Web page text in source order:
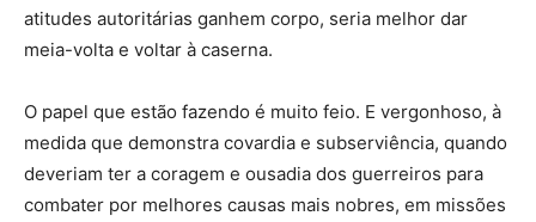
atitudes autoritárias ganhem corpo, seria melhor dar
meia-volta e voltar à caserna.
O papel que estão fazendo é muito feio. E vergonhoso, à
medida que demonstra covardia e subserviência, quando
deveriam ter a coragem e ousadia dos guerreiros para
combater por melhores causas mais nobres, em missões